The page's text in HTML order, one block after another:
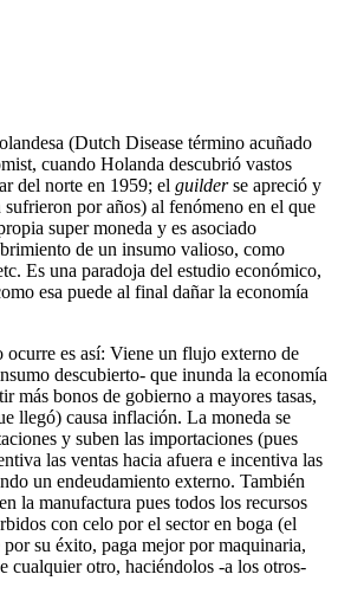
(Dutch Disease término acuñado
cuando Holanda descubrió vastos
del norte en 1959; el guilderse apreció y
por años) al fenómeno en el que
super moneda y es asociado
de un insumo valioso, como
Es una paradoja del estudio económico,
esa puede al final dañar la economía
ocurre es así: Viene un flujo externo de
descubierto- que inunda la economía
más bonos de gobierno a mayores tasas,
llegó) causa inflación. La moneda se
y suben las importaciones (pues
las ventas hacia afuera e incentiva las
un endeudamiento externo. También
la manufactura pues todos los recursos
con celo por el sector en boga (el
su éxito, paga mejor por maquinaria,
cualquier otro, haciéndolos -a los otros-